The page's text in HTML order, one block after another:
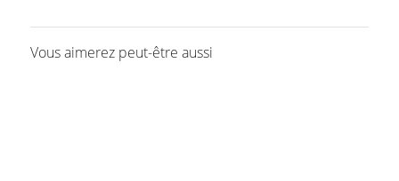
Vous aimerez peut-être aussi